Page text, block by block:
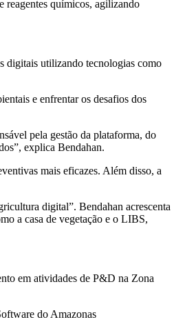
reagentes químicos, agilizando
digitais utilizando tecnologias como
e enfrentar os desafios dos
pela gestão da plataforma, do
explica Bendahan.
mais eficazes. Além disso, a
digital”. Bendahan acrescenta
a casa de vegetação e o LIBS,
em atividades de P&D na Zona
do Amazonas